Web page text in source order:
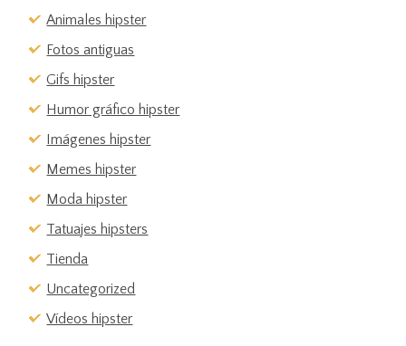
Animales hipster
Fotos antiguas
Gifs hipster
Humor gráfico hipster
Imágenes hipster
Memes hipster
Moda hipster
Tatuajes hipsters
Tienda
Uncategorized
Vídeos hipster